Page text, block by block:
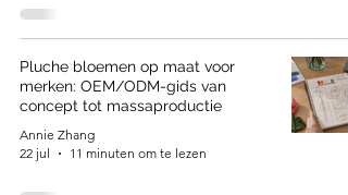
Pluche bloemen op maat voor
merken: OEM/ODM-gids van
concept tot massaproductie
Annie Zhang
22 jul
11 minuten om te lezen